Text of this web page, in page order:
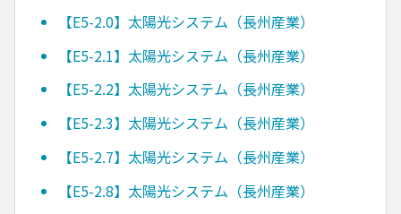
【E5-2.0】太陽光システム（長州産業）
【E5-2.1】太陽光システム（長州産業）
【E5-2.2】太陽光システム（長州産業）
【E5-2.3】太陽光システム（長州産業）
【E5-2.7】太陽光システム（長州産業）
【E5-2.8】太陽光システム（長州産業）